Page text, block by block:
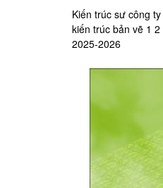
Kiến trúc sư công
kiến trúc bản vẽ 1
2025-2026